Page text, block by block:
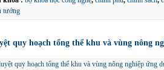
tướng
quy hoạch tổng thể khu và vùng nông